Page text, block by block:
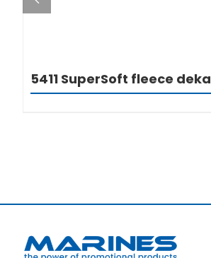
5411 SuperSoft fleece deka